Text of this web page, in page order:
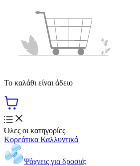
Το καλάθι είναι άδειο
Όλες οι κατηγορίες
Κορεάτικα Καλλυντικά
Ψάχνεις για δροσιά;